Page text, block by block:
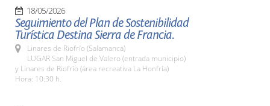
18/05/2026
Seguimiento del Plan de Sostenibilidad
Turística Destina Sierra de Francia.
Linares de Riofrío (Salamanca)
LUGAR San Miguel de Valero (entrada municipio)
y Linares de Riofrío (área recreativa La Honfría)
Hora: 10:30 h.